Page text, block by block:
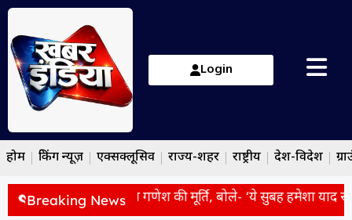
Login
होम ब्रेकिंग न्यूज़ एक्सक्लूसिव राज्य-शहर राष्ट्रीय देश-विदेश
Breaking News
मोदी को भेंट की भगवान गणेश की मूर्ति, बोले- ‘ये सुबह हमेशा याद